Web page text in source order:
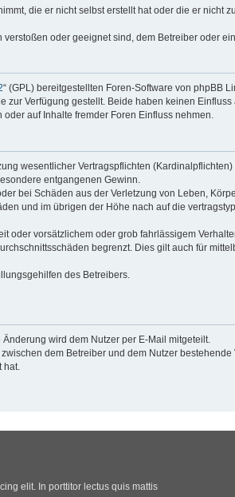
die er nicht selbst erstellt hat oder die er nicht
oder geeignet sind, dem Betreiber oder
“ (GPL) bereitgestellten Foren-Software von phpBB
Verfügung gestellt. Beide haben keinen
auf Inhalte fremder Foren Einfluss nehmen.
wesentlicher Vertragspflichten
entgangenen Gewinn.
bei Schäden aus der Verletzung von Leben,
und im übrigen der Höhe nach auf die
vorsätzlichem oder grob fahrlässigem
begrenzt. Dies gilt auch für
des Betreibers.
wird dem Nutzer per E-Mail mitgeteilt.
dem Betreiber und dem Nutzer
hat.
elit. In porttitor lectus quis mattis